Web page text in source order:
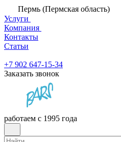
Пермь (Пермская область)
Услуги
Компания
Контакты
Статьи
+7 902 647-15-34
Заказать звонок
работаем с 1995 года